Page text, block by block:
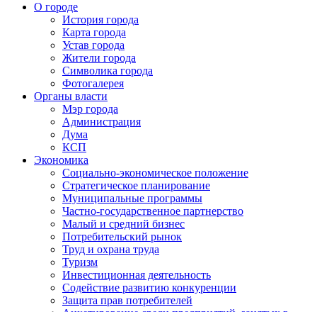
О городе
История города
Карта города
Устав города
Жители города
Символика города
Фотогалерея
Органы власти
Мэр города
Администрация
Дума
КСП
Экономика
Социально-экономическое положение
Стратегическое планирование
Муниципальные программы
Частно-государственное партнерство
Малый и средний бизнес
Потребительский рынок
Труд и охрана труда
Туризм
Инвестиционная деятельность
Содействие развитию конкуренции
Защита прав потребителей